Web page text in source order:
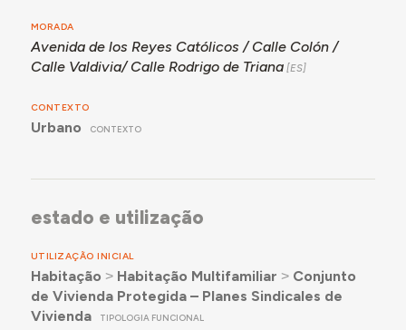
MORADA
Avenida de los Reyes Católicos / Calle Colón /
Calle Valdivia/ Calle Rodrigo de Triana
CONTEXTO
Urbano CONTEXTO
estado e utilização
UTILIZAÇÃO INICIAL
Habitação ˃ Habitação Multifamiliar ˃ Conjunto
de Vivienda Protegida – Planes Sindicales de
Vivienda
TIPOLOGIA FUNCIONAL